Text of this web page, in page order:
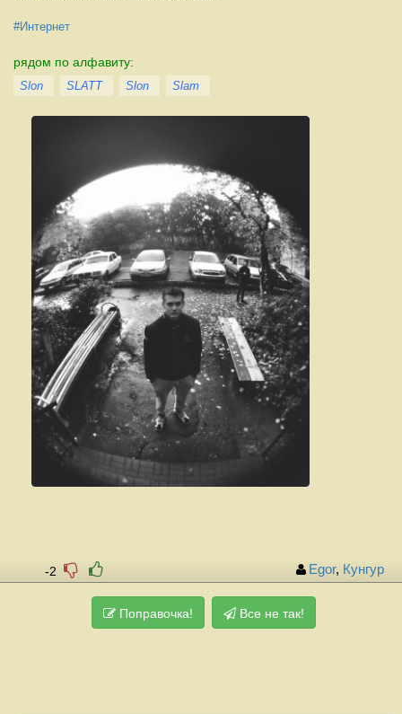
#Интернет
рядом по алфавиту:
Slon SLATT Slon Slam
-2 Egor, Кунгур
Поправочка! Все не так!